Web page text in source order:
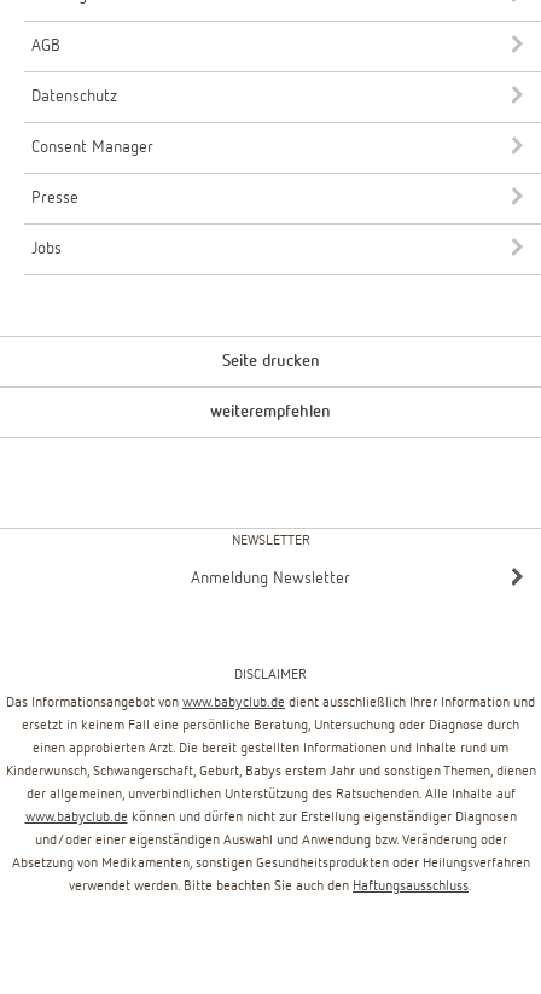
AGB
Datenschutz
Consent Manager
Presse
Jobs
Seite drucken
weiterempfehlen
NEWSLETTER
Anmeldung Newsletter
DISCLAIMER
Das Informationsangebot von www.babyclub.de dient ausschließlich Ihrer Information und
ersetzt in keinem Fall eine persönliche Beratung, Untersuchung oder Diagnose durch
einen approbierten Arzt. Die bereit gestellten Informationen und Inhalte rund um
Kinderwunsch, Schwangerschaft, Geburt, Babys erstem Jahr und sonstigen Themen, dienen
der allgemeinen, unverbindlichen Unterstützung des Ratsuchenden. Alle Inhalte auf
www.babyclub.de können und dürfen nicht zur Erstellung eigenständiger Diagnosen
und/oder einer eigenständigen Auswahl und Anwendung bzw. Veränderung oder
Absetzung von Medikamenten, sonstigen Gesundheitsprodukten oder Heilungsverfahren
verwendet werden. Bitte beachten Sie auch den Haftungsausschluss.